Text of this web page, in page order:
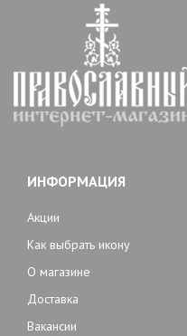
ИНФОРМАЦИЯ
Акции
Как выбрать икону
О магазине
Доставка
Вакансии